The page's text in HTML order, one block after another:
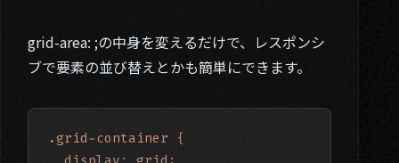
grid-area: ;の中身を変えるだけで、レスポンシ
ブで要素の並び替えとかも簡単にできます。
.grid-container {